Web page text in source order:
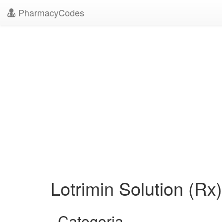
PharmacyCodes
Lotrimin Solution